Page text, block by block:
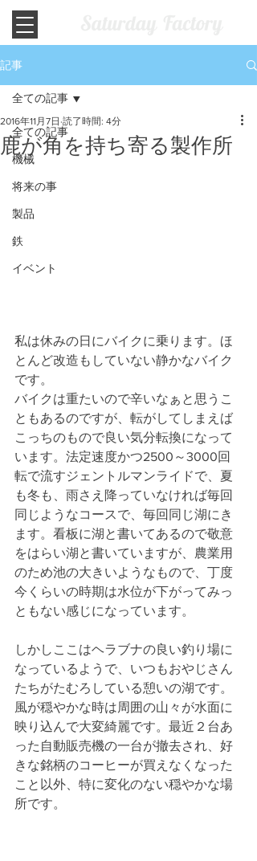
記事
全ての記事
機械
将来の事
製品
鉄
イベント
全ての記事
鹿が角を持ち寄る製作所
2016年11月7日 読了時間: 4分
私は休みの日にバイクに乗ります。ほ
とんど改造もしていない静かなバイク
です。
バイクは重たいので辛いなぁと思うこ
ともあるのですが、転がしてしまえば
こっちのもので良い気分転換になって
います。法定速度かつ2500～3000回
転で流すジェントルマンライドで、夏
も冬も、雨さえ降っていなければ毎回
同じようなコースで、毎回同じ湖にき
ます。看板に湖と書いてあるので敬意
をはらい湖と書いていますが、農業用
のため池の大きいようなもので、丁度
今くらいの時期は水位が下がってみっ
ともない感じになっています。
しかしここはヘラブナの良い釣り場に
なっているようで、いつもおやじさん
たちがたむろしている憩いの湖です。
風が穏やかな時は周囲の山々が水面に
映り込んで大変綺麗です。最近２台あ
った自動販売機の一台が撤去され、好
きな銘柄のコーヒーが買えなくなった
こと以外、特に変化のない穏やかな場
所です。